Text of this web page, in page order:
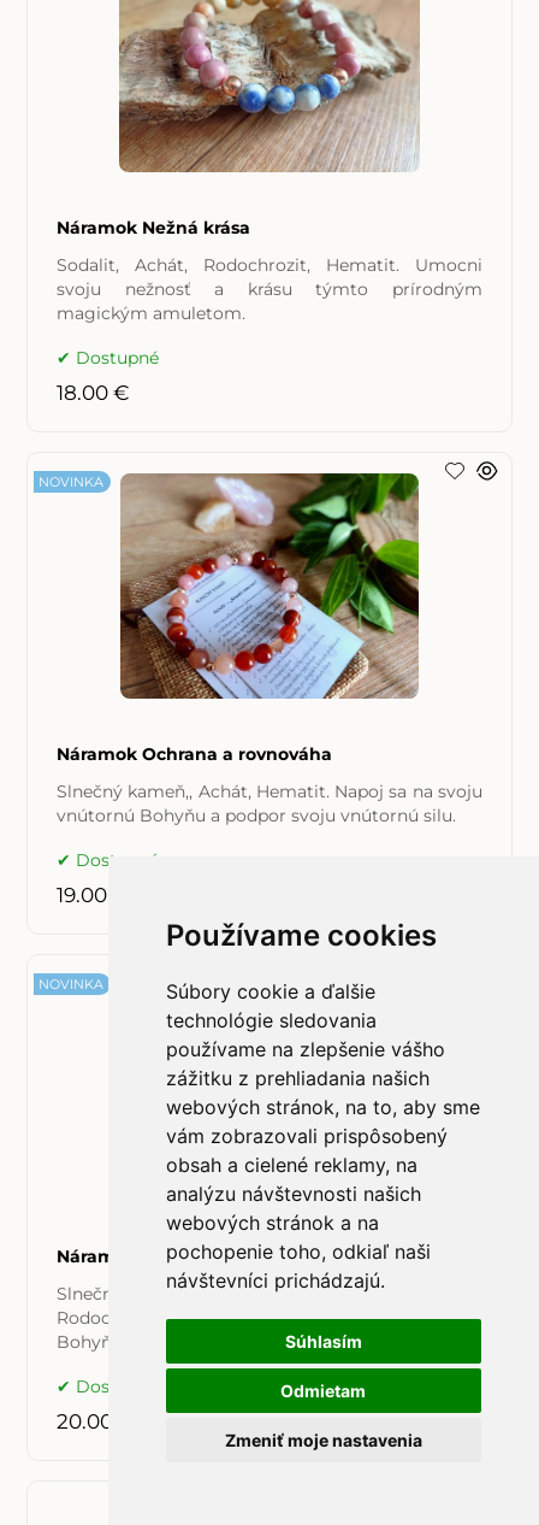
Používame cookies
Súbory cookie a ďalšie
technológie sledovania
používame na zlepšenie vášho
zážitku z prehliadania našich
webových stránok, na to, aby sme
vám zobrazovali prispôsobený
obsah a cielené reklamy, na
analýzu návštevnosti našich
webových stránok a na
pochopenie toho, odkiaľ naši
návštevníci prichádzajú.
Súhlasím
Odmietam
Zmeniť moje nastavenia
Náramok Nežná krása
Sodalit, Achát, Rodochrozit, Hematit. Umocni
svoju nežnosť a krásu týmto prírodným
magickým amuletom.
Dostupné
18.00 €
Náramok Ochrana a rovnováha
Slnečný kameň,, Achát, Hematit. Napoj sa na svoju
vnútornú Bohyňu a podpor svoju vnútornú silu.
NOVINKA
Dostupné
19.00 €
Náramok Ochranca
Slnečný kameň, Rubín v Zoisite, Achát,
Rodochrozit, Hematit. Napoj sa na svoju vnútornú
Bohyňu a podpor svoju vnútornú silu.
NOVINKA
Dostupné
20.00 €